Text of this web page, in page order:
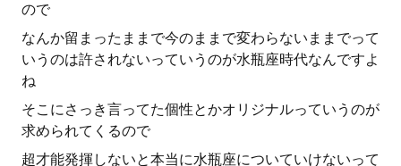
ので
なんか留まったままで今のままで変わらないままでって
いうのは許されないっていうのが水瓶座時代なんですよ
ね
そこにさっき言ってた個性とかオリジナルっていうのが
求められてくるので
超才能発揮しないと本当に水瓶座についていけないって